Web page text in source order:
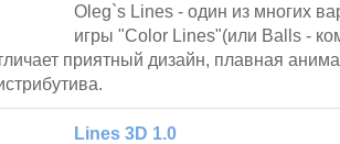
Oleg`s Lines - один из многих
игры "Color Lines"(или Balls -
приятный дизайн, плавная
Lines 3D 1.0